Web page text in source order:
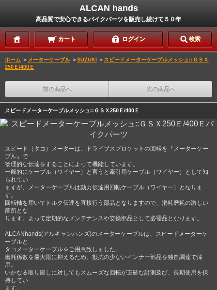
ALCAN hands
高品質で安心できるバイクパーツを販売し続けて５０年
カート ログイン 検索
ホーム ＞ メーターケーブル ＞SUZUKI ＞ スピードメーターケーブルメッシュ::ＧＳＸ
250Ｅ/400Ｅ
前の商品へ 次の商品へ
スピードメーターケーブルメッシュ::ＧＳＸ250Ｅ/400Ｅ
スピード（タコ）メーターは、ドライブスプロケットの回転を『メーターケー
ブル』で
物理的な伝達をすることによって機能しています。
一般的にケーブル（ワイヤー）と言うと牽引用ケーブル（ワイヤー）として知
られてい
ますが、メーターケーブルは動力伝達用回転ケーブル（ワイヤー）となりま
す。
回転軸を用いてトルク伝達を直接行う部品となりますので、消耗磨耗の激しい
箇所とな
ります。よって定期的なメンテナンスや交換部品として必需品となります。
ALCANhands(アルキャンハンズ)のメーターケーブルは、スピードメーターケ
ーブルと
タコメーターケーブルをご用意致しました。
磨耗係数を最大限に抑えるため、抵抗の少ないインナー部品を独自調達で採
用。
いかなる取り廻しに対してもスムーズな回転が正確な計測及び、長期使用を保
持してい
ます。